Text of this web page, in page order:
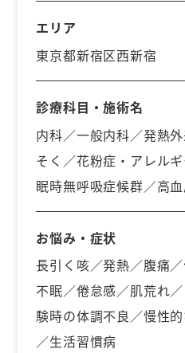
エリア
東京都新宿区西新宿
診療科目・施術名
内科／一般内科／発熱
そく／花粉症・アレル
眠時無呼吸症候群／高
お悩み・症状
長引く咳／発熱／腹痛
不眠／倦怠感／肌荒れ
験時の体調不良／慢性
／生活習慣病